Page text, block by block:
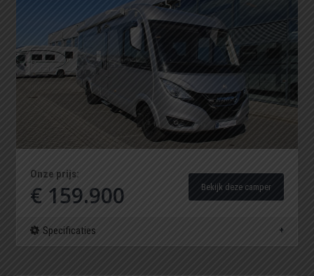
Onze prijs:
€ 159.900 Bekijk deze camper
Specificaties